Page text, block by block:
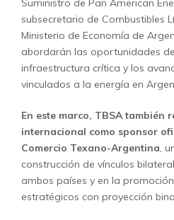
Suministro de Pan American
subsecretario de Combustibles
Ministerio de Economía de
abordarán las oportunidades
infraestructura crítica y los
vinculados a la energía en
En este marco, TBSA también
internacional como sponsor
Comercio Texano-Argentina,
construcción de vínculos
ambos países y en la
estratégicos con proyección